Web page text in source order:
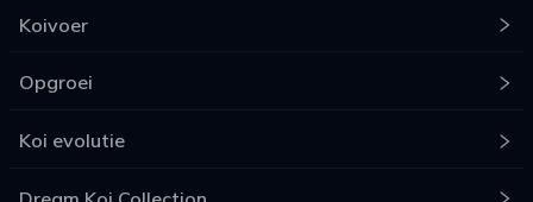
Koivoer
Opgroei
Koi evolutie